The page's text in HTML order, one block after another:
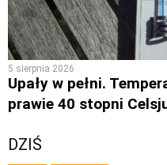
5 sierpnia 2026
Upały w pełni.
prawie 40 stopni
DZIŚ